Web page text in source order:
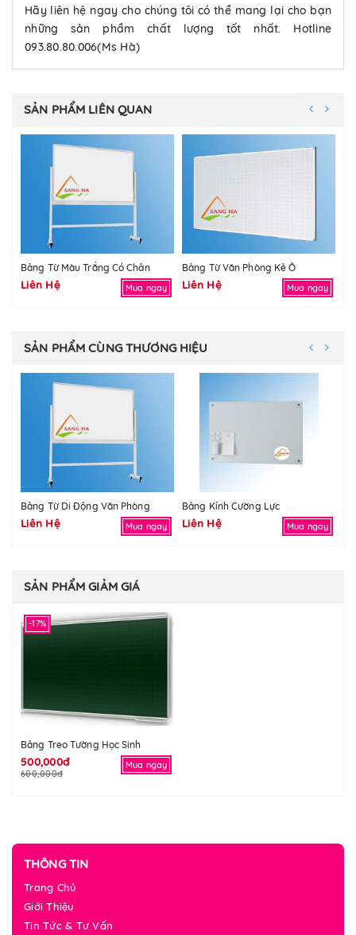
Hãy liên hệ ngay cho chúng tôi có thể mang lại cho bạn
những sản phẩm chất lượng tốt nhất. Hotline
093.80.80.006(Ms Hà)
SẢN PHẨM LIÊN QUAN
Bảng Từ Màu Trắng Có Chân
Liên Hệ Mua ngay
Bảng Từ Văn Phòng Kẻ Ô
Liên Hệ Mua ngay
SẢN PHẨM CÙNG THƯƠNG HIỆU
Bảng Từ Di Động Văn Phòng
Liên Hệ Mua ngay
Bảng Kính Cường Lực
Liên Hệ Mua ngay
SẢN PHẨM GIẢM GIÁ
-17%
Bảng Treo Tường Học Sinh
500,000đ
600,000đ
Mua ngay
THÔNG TIN
Trang Chủ
Giới Thiệu
Tin Tức & Tư Vấn